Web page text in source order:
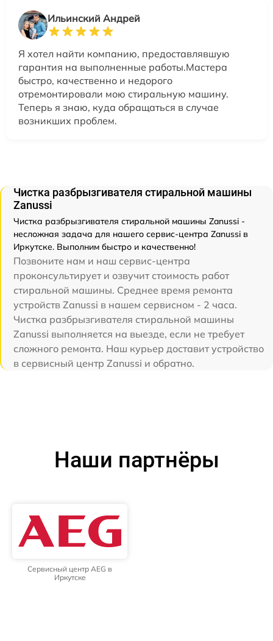
Ильинский Андрей
Я хотел найти компанию, предоставлявшую
гарантия на выполненные работы.Мастера
быстро, качественно и недорого
отремонтировали мою стиральную машину.
Теперь я знаю, куда обращаться в случае
возникших проблем.
Чистка разбрызгивателя стиральной машины
Zanussi
Чистка разбрызгивателя стиральной машины Zanussi -
несложная задача для нашего сервис-центра Zanussi в
Иркутске. Выполним быстро и качественно!
Позвоните нам и наш сервис-центра
проконсультирует и озвучит стоимость работ
стиральной машины. Среднее время ремонта
устройств Zanussi в нашем сервисном - 2 часа.
Чистка разбрызгивателя стиральной машины
Zanussi выполняется на выезде, если не требует
сложного ремонта. Наш курьер доставит устройство
в сервисный центр Zanussi и обратно.
Наши партнёры
Сервисный центр AEG в
Иркутске